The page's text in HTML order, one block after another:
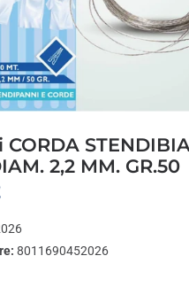
2,2 MM. GR.50
8011690452026